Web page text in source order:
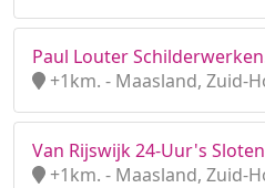
Paul Louter
+1km. - Maasland, Zuid-
Van Rijswijk 24-Uur's
+1km. - Maasland, Zuid-